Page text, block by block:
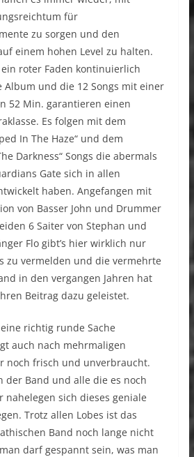
für
zu sorgen und den
einem hohen Level zu halten.
roter Faden kontinuierlich
Album und die 12 Songs mit einer
52 Min. garantieren einen
Es folgen mit dem
In The Haze“ und dem
Darkness“ Songs die abermals
Gate sich in allen
haben. Angefangen mit
von Basser John und Drummer
6 Saiter von Stephan und
Flo gibt’s hier wirklich nur
zu vermelden und die vermehrte
in den vergangen Jahren hat
Beitrag dazu geleistet.
richtig runde Sache
auch nach mehrmaligen
noch frisch und unverbraucht.
der Band und alle die es noch
sich dieses geniale
Trotz allen Lobes ist das
Band noch lange nicht
darf gespannt sein, was man